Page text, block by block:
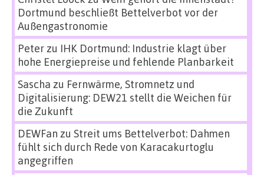
Dortmund beschließt Bettelverbot vor der
Außengastronomie
Peterzu IHK Dortmund: Industrie klagt über
hohe Energiepreise und fehlende Planbarkeit
Sascha zu Fernwärme, Stromnetz und
Digitalisierung: DEW21 stellt die Weichen für
die Zukunft
DEWFan zu Streit ums Bettelverbot: Dahmen
fühlt sich durch Rede von Karacakurtoglu
angegriffen